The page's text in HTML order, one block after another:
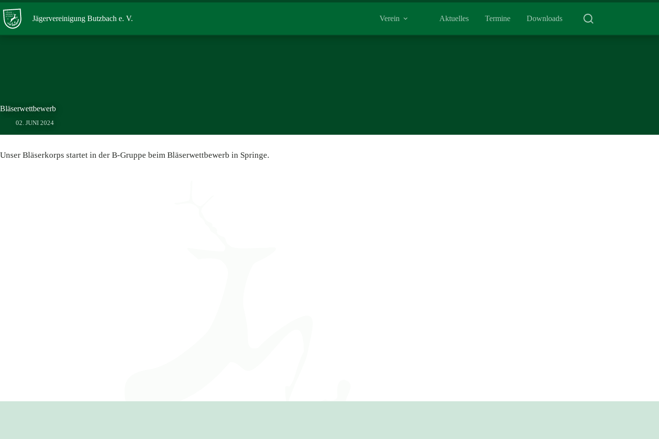
Zum
Inhalt
springen
Jägervereinigung Butzbach e. V. Verein Aktuelles Termine Downloads
Bläserwettbewerb
02. JUNI 2024
Unser Bläserkorps startet in der B-Gruppe beim Bläserwettbewerb in Springe.